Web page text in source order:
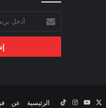
بريدك
الإلكتروني
الرئيسية عن ‫YouTubeانستقرام‫TikTok